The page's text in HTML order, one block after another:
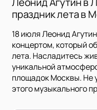
праздник лета в
18 июля Леонид
концертом, который
лета. Насладитесь
уникальной
площадок Москвы. Не
этого музыкального